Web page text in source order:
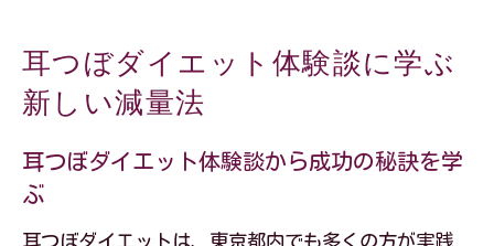
耳つぼダイエット体験談に学ぶ
新しい減量法
耳つぼダイエット体験談から成功の秘訣を学
ぶ
耳つぼダイエットは、東京都内でも多くの方が実践